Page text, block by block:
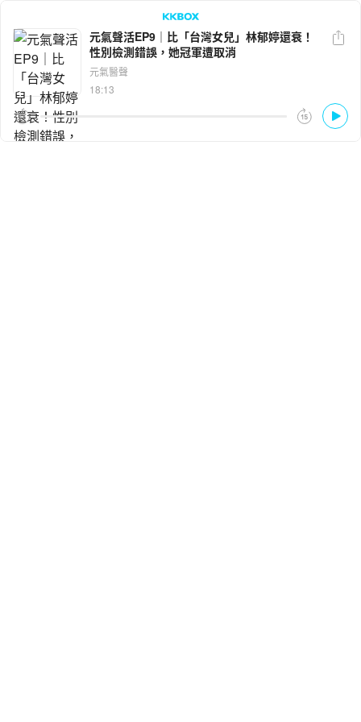
元氣聲活EP9｜比「台灣女兒」林郁婷還衰！
性別檢測錯誤，她冠軍遭取消
元氣醫聲
18:13
LINE